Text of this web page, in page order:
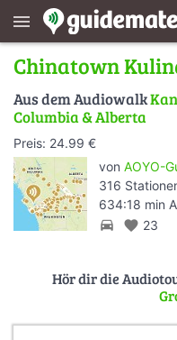
menu
Chinatown
Aus dem Audiowalk
Columbia & Alberta
Preis: 24.99 €
von AOYO-
316
634:18 min
directions_car favorite 23
Hör dir die